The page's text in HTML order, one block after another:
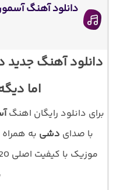
دانلود آهنگ
دانلود آهنگ جدید
اما
برای دانلود رایگان اهنگ
با صدای دشی به
موزیک با کیفیت اصلی 320 و 128 با